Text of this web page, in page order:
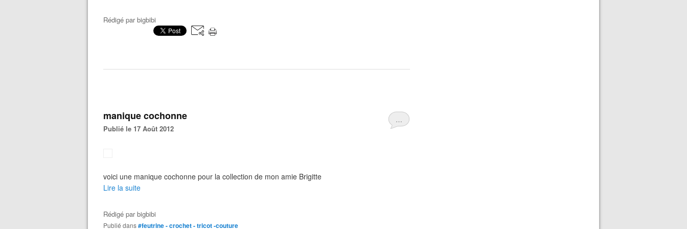
Rédigé parbigbibi
…
manique cochonne
Publié le 17 Août 2012
voici une manique cochonne pour la collection de mon amie Brigitte
Lire la suite
Rédigé parbigbibi
Publié dans#feutrine - crochet - tricot -couture